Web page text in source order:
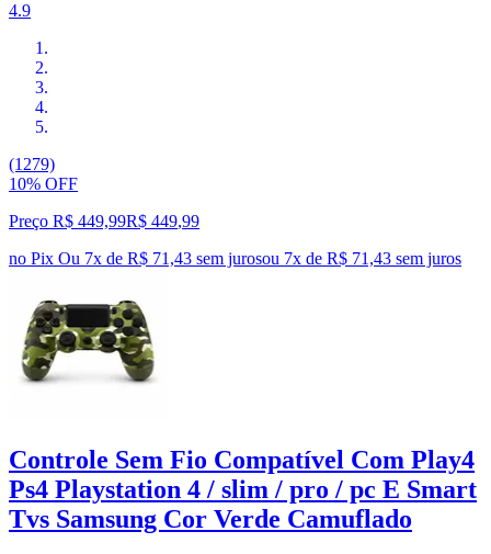
4.9
(1279)
10% OFF
Preço R$ 449,99R$ 449,99
no Pix Ou 7x de R$ 71,43 sem jurosou 7x de R$ 71,43 sem juros
Controle Sem Fio Compatível Com Play4
Ps4 Playstation 4 / slim / pro / pc E Smart
Tvs Samsung Cor Verde Camuflado